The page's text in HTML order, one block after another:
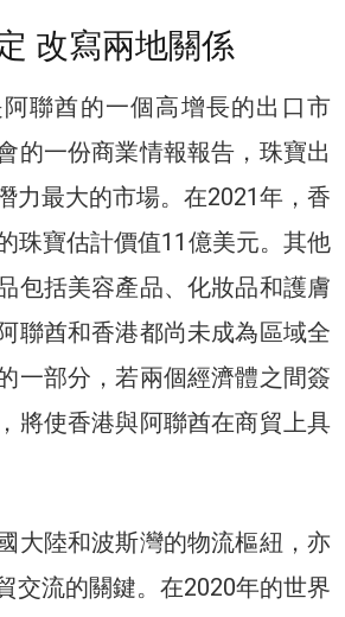
改寫兩地關係
聯酋的一個高增長的出口市
的一份商業情報報告，珠寶出
力最大的市場。在2021年，香
珠寶估計價值11億美元。其他
包括美容產品、化妝品和護膚
聯酋和香港都尚未成為區域全
一部分，若兩個經濟體之間簽
將使香港與阿聯酋在商貿上具
大陸和波斯灣的物流樞紐，亦
交流的關鍵。在2020年的世界